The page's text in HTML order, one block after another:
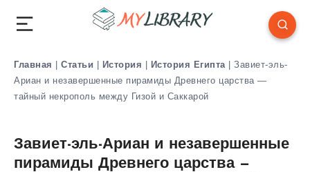
Главная | Статьи | История | История Египта | Завиет-эль-
Ариан и незавершенные пирамиды Древнего царства —
тайный некрополь между Гизой и Саккарой
Завиет-эль-Ариан и незавершенные
пирамиды Древнего царства —